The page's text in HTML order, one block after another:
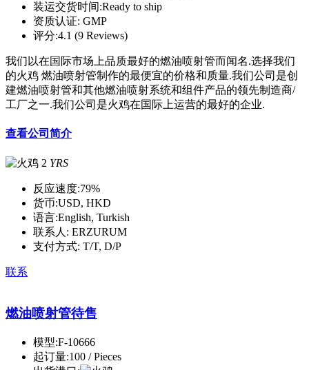
装运交货时间:Ready to ship
资质认证: GMP
评分:4.1 (9 Reviews)
我们以在国际市场上品质最好的燃油喷射管而闻名.选择我们
的火鸡 燃油喷射管制作的最便宜的价格和质量.我们公司是创
建燃油喷射管和其他燃油喷射系统和组件产品的领先制造商/
工厂之一.我们公司是火鸡在国际上运营的最好的企业.
查看公司简介
2 YRS
反应速度:79%
货币:USD, HKD
语言:English, Turkish
联系人: ERZURUM
支付方式: T/T, D/P
联系
燃油喷射管待售
模型:F-10666
起订量:100 / Pieces